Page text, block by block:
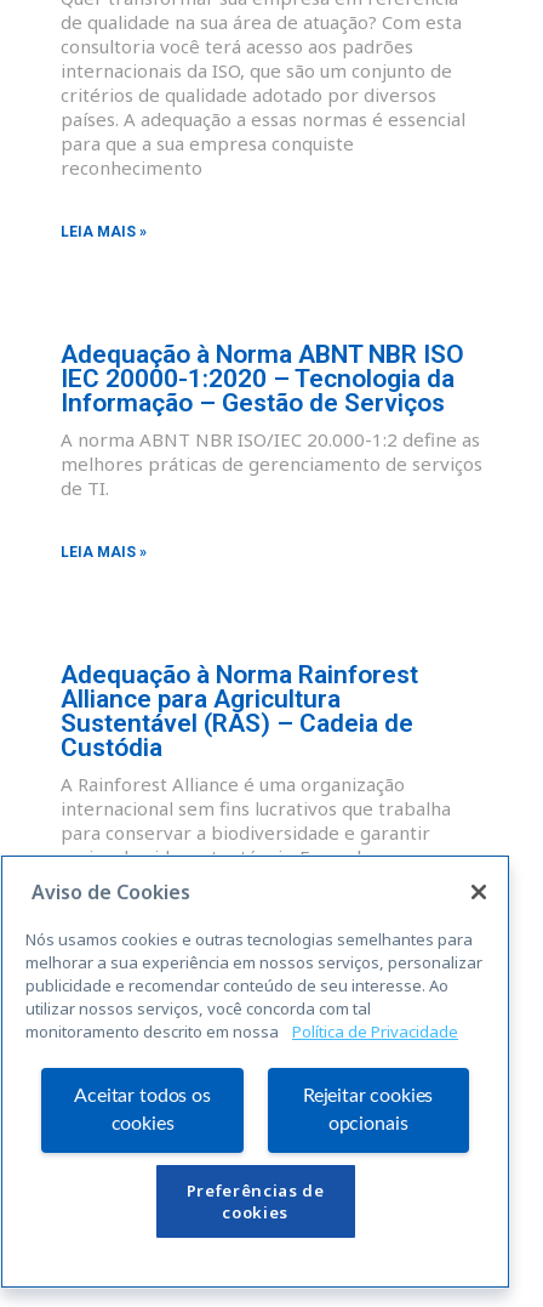
de qualidade na sua área de atuação? Com esta
consultoria você terá acesso aos padrões
internacionais da ISO, que são um conjunto de
critérios de qualidade adotado por diversos
países. A adequação a essas normas é essencial
para que a sua empresa conquiste
reconhecimento
LEIA MAIS »
Adequação à Norma ABNT NBR ISO
IEC 20000-1:2020 – Tecnologia da
Informação – Gestão de Serviços
A norma ABNT NBR ISO/IEC 20.000-1:2 define as
melhores práticas de gerenciamento de serviços
de TI.
LEIA MAIS »
Adequação à Norma Rainforest
Alliance para Agricultura
Sustentável (RAS) – Cadeia de
Custódia
A Rainforest Alliance é uma organização
internacional sem fins lucrativos que trabalha
para conservar a biodiversidade e garantir
meios de vida sustentáveis. Fazendas,
administradores de grupos e OP que atendam às
normas abrangentes da RAS para a
sustentabilidade, são elegíveis para uma licença
para o uso do selo Rainforest Alliance
LEIA MAIS »
« Anterior Seguinte »
Links Úteis
Aviso de Cookies
Nós usamos cookies e outras tecnologias semelhantes para
melhorar a sua experiência em nossos serviços, personalizar
publicidade e recomendar conteúdo de seu interesse. Ao
utilizar nossos serviços, você concorda com tal
monitoramento descrito em nossa
Política de Privacidade
Aceitar todos os
cookies
Rejeitar cookies
opcionais
Preferências de
cookies